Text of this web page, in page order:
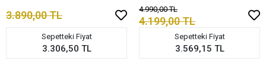
3.890,00 TL
Sepetteki Fiyat
3.306,50 TL
4.990,00 TL
4.199,00 TL
Sepetteki Fiyat
3.569,15 TL